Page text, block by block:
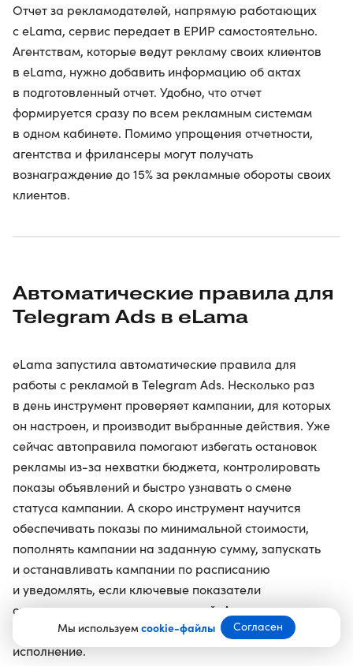
Мы используемcookie-файлы Согласен
Отчет за рекламодателей, напрямую работающих
с eLama, сервис передает в ЕРИР самостоятельно.
Агентствам, которые ведут рекламу своих клиентов
в eLama, нужно добавить информацию об актах
в подготовленный отчет. Удобно, что отчет
формируется сразу по всем рекламным системам
в одном кабинете. Помимо упрощения отчетности,
агентства и фрилансеры могут получать
вознаграждение до 15% за рекламные обороты своих
клиентов.
Автоматические правила для
Telegram Ads в eLama
eLama запустила автоматические правила для
работы с рекламой в Telegram Ads. Несколько раз
в день инструмент проверяет кампании, для которых
он настроен, и производит выбранные действия. Уже
сейчас автоправила помогают избегать остановок
рекламы из-за нехватки бюджета, контролировать
показы объявлений и быстро узнавать о смене
статуса кампании. А скоро инструмент научится
обеспечивать показы по минимальной стоимости,
пополнять кампании на заданную сумму, запускать
и останавливать кампании по расписанию
и уведомлять, если ключевые показатели
отклоняются от целевых значений. Автоправила
можно настроить на однократное или регулярное
исполнение.